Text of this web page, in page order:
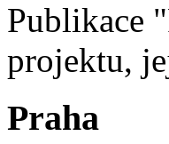
Publikace
projektu,
Praha